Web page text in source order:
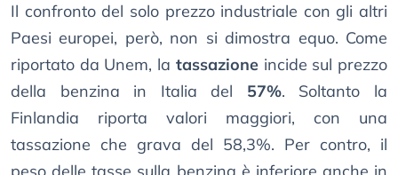
Il confronto del solo prezzo industriale con gli altri
Paesi europei, però, non si dimostra equo. Come
riportato da Unem, la tassazioneincide sul prezzo
della benzina in Italia del 57%. Soltanto la
Finlandia riporta valori maggiori, con una
tassazione che grava del 58,3%. Per contro, il